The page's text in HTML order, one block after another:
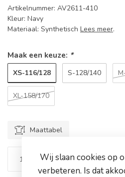
Artikelnummer: AV2611-410
Kleur: Navy
Materiaal: Synthetisch Lees meer.
Maak een keuze: *
XS-116/128 S-128/140
XL-158/170
Maattabel
Toevoegen
Wij slaan cookies op
verbeteren. Is dat